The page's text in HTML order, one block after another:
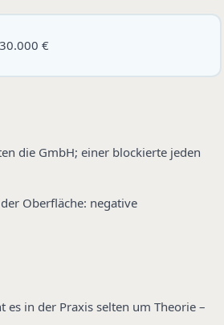
€
die GmbH; einer blockierte jeden
Oberfläche: negative
es in der Praxis selten um Theorie –